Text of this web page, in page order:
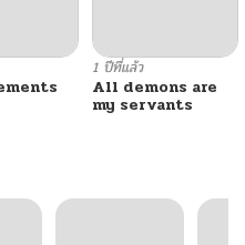
1 ปีที่แล้ว
All demons are
my servants